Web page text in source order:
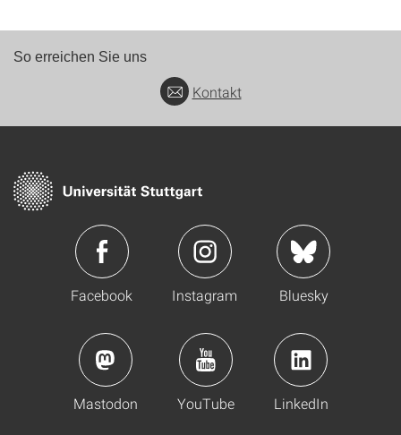
So erreichen Sie uns
Kontakt
Facebook Instagram Bluesky
Mastodon YouTube LinkedIn